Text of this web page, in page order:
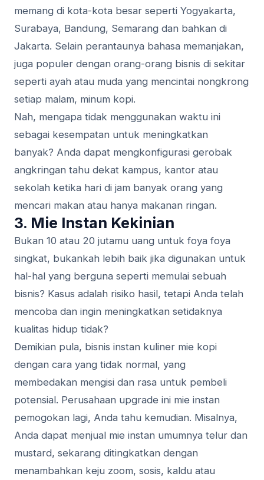
memang di kota-kota besar seperti Yogyakarta,
Surabaya, Bandung, Semarang dan bahkan di
Jakarta. Selain perantaunya bahasa memanjakan,
juga populer dengan orang-orang bisnis di sekitar
seperti ayah atau muda yang mencintai nongkrong
setiap malam, minum kopi.
Nah, mengapa tidak menggunakan waktu ini
sebagai kesempatan untuk meningkatkan
banyak? Anda dapat mengkonfigurasi gerobak
angkringan tahu dekat kampus, kantor atau
sekolah ketika hari di jam banyak orang yang
mencari makan atau hanya makanan ringan.
3. Mie Instan Kekinian
Bukan 10 atau 20 jutamu uang untuk foya foya
singkat, bukankah lebih baik jika digunakan untuk
hal-hal yang berguna seperti memulai sebuah
bisnis? Kasus adalah risiko hasil, tetapi Anda telah
mencoba dan ingin meningkatkan setidaknya
kualitas hidup tidak?
Demikian pula, bisnis instan kuliner mie kopi
dengan cara yang tidak normal, yang
membedakan mengisi dan rasa untuk pembeli
potensial. Perusahaan upgrade ini mie instan
pemogokan lagi, Anda tahu kemudian. Misalnya,
Anda dapat menjual mie instan umumnya telur dan
mustard, sekarang ditingkatkan dengan
menambahkan keju zoom, sosis, kaldu atau